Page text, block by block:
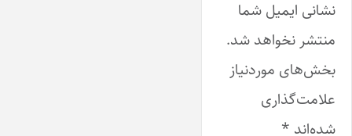
نشانی ایمیل شما
منتشر نخواهد شد.
بخش‌های موردنیاز
علامت‌گذاری
شده‌اند *